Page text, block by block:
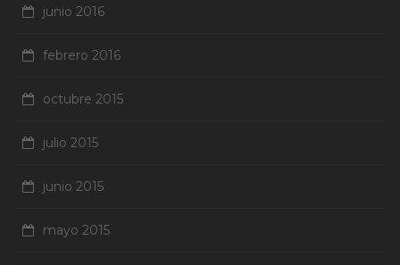
junio 2016
febrero 2016
octubre 2015
julio 2015
junio 2015
mayo 2015